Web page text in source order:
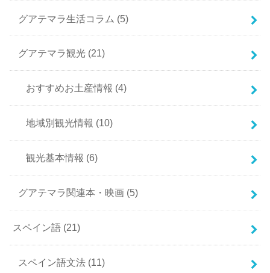
グアテマラ生活コラム (5)
グアテマラ観光 (21)
おすすめお土産情報 (4)
地域別観光情報 (10)
観光基本情報 (6)
グアテマラ関連本・映画 (5)
スペイン語 (21)
スペイン語文法 (11)